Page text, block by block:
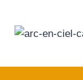
contenu